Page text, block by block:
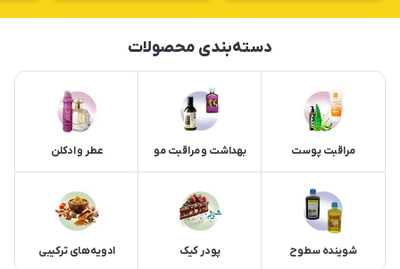
دسته‌بندی محصولات
مراقبت پوست بهداشت و مراقبت مو عطر و ادکلن
شوینده سطوح پودر کیک ادویه‌های ترکیبی